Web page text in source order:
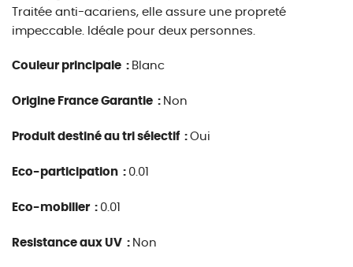
Traitée anti-acariens, elle assure une propreté
impeccable. Idéale pour deux personnes.
Couleur principale : Blanc
Origine France Garantie : Non
Produit destiné au tri sélectif : Oui
Eco-participation : 0.01
Eco-mobilier : 0.01
Resistance aux UV : Non